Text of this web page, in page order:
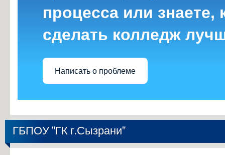
процесса или знаете,
сделать колледж
Написать о проблеме
ГБПОУ "ГК г.Сызрани"